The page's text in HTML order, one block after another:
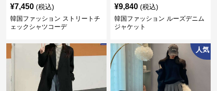
¥7,450 (税込)
韓国ファッション ストリートチ
ェックシャツコーデ
¥9,840 (税込)
韓国ファッション ルーズデニム
ジャケット
人気